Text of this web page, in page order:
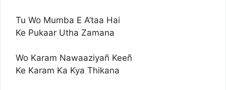
Tu Wo Mumba E A’taa Hai
Ke Pukaar Utha Zamana
Wo Karam Nawaaziyañ Keeñ
Ke Karam Ka Kya Thikana